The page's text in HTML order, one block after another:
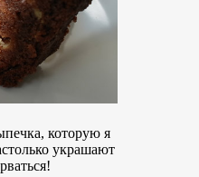
которую я
украшают